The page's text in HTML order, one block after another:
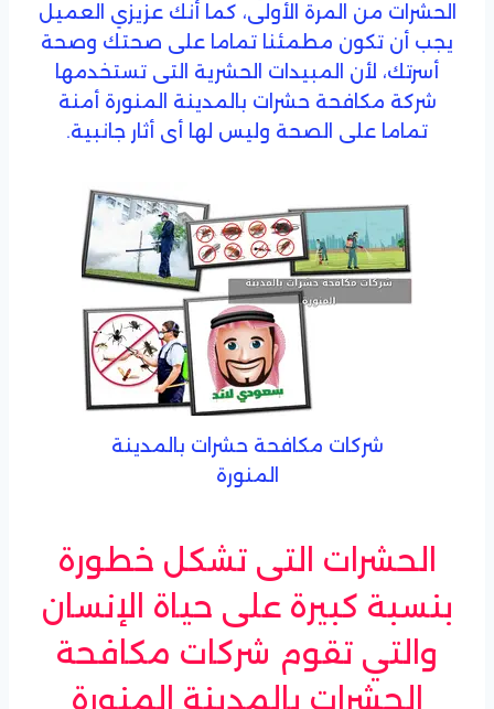
الحشرات من المرة الأولى، كما أنك عزيزي العميل
يجب أن تكون مطمئنا تماما على صحتك وصحة
أسرتك، لأن المبيدات الحشرية التى تستخدمها
شركة مكافحة حشرات بالمدينة المنورة أمنة
تماما على الصحة وليس لها أى أثار جانبية.
شركات مكافحة حشرات بالمدينة
المنورة
الحشرات التى تشكل خطورة
بنسبة كبيرة على حياة الإنسان
والتي تقوم شركات مكافحة
الحشرات بالمدينة المنورة